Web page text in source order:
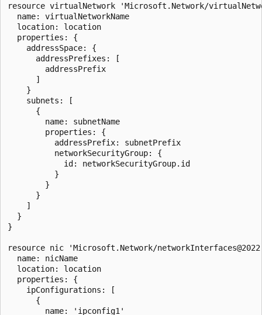
resource virtualNetwork 'Microsoft.Network/
  name: virtualNetworkName
  location: location
  properties: {
    addressSpace: {
      addressPrefixes: [
        addressPrefix
      ]
    }
    subnets: [
      {
        name: subnetName
        properties: {
          addressPrefix: subnetPrefix
          networkSecurityGroup: {
            id: networkSecurityGroup.id
          }
        }
      }
    ]
  }
}
resource nic 'Microsoft.Network/
  name: nicName
  location: location
  properties: {
    ipConfigurations: [
      {
        name: 'ipconfig1'